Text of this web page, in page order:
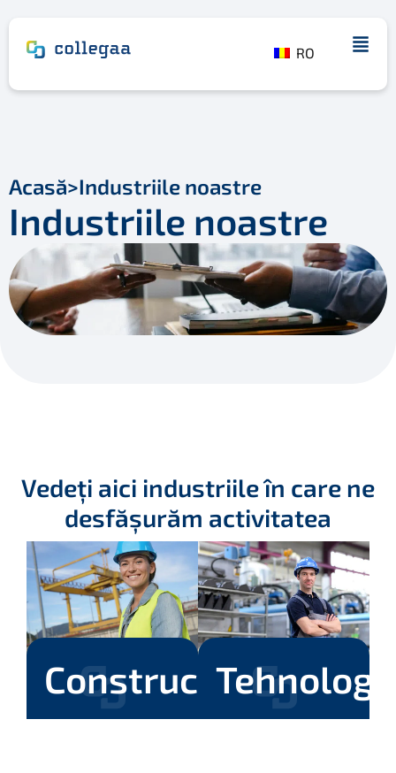
RO
Acasă>Industriile noastre
Industriile noastre
Vedeți aici industriile în care ne
desfășurăm activitatea
Construcții